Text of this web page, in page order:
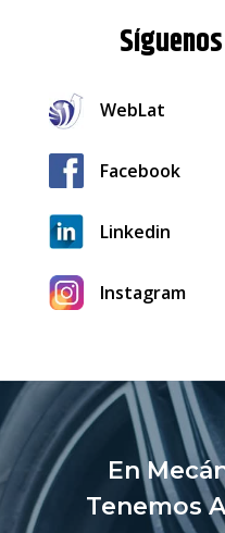
WebLat
Facebook
Linkedin
Instagram
En
Tenemos